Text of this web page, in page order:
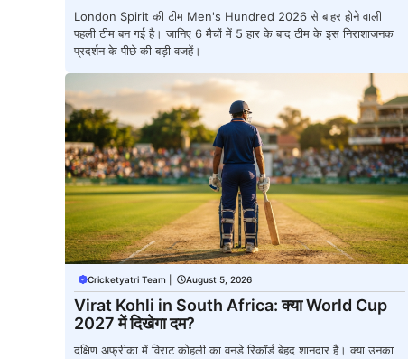
London Spirit की टीम Men's Hundred 2026 से बाहर होने वाली
पहली टीम बन गई है। जानिए 6 मैचों में 5 हार के बाद टीम के इस निराशाजनक
प्रदर्शन के पीछे की बड़ी वजहें।
Cricketyatri Team August 5, 2026
Virat Kohli in South Africa: क्या World Cup
2027 में दिखेगा दम?
दक्षिण अफ्रीका में विराट कोहली का वनडे रिकॉर्ड बेहद शानदार है। क्या उनका